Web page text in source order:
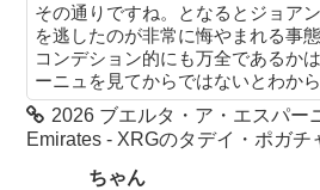
その通りですね。となるとジョア
を逃したのが非常に悔やまれる事
コンデション的にも万全であるか
ーニュを見てからではないとわから
2026 ブエルタ・ア・エスパ
Emirates - XRGのタデイ・ポガチ
ちゃん